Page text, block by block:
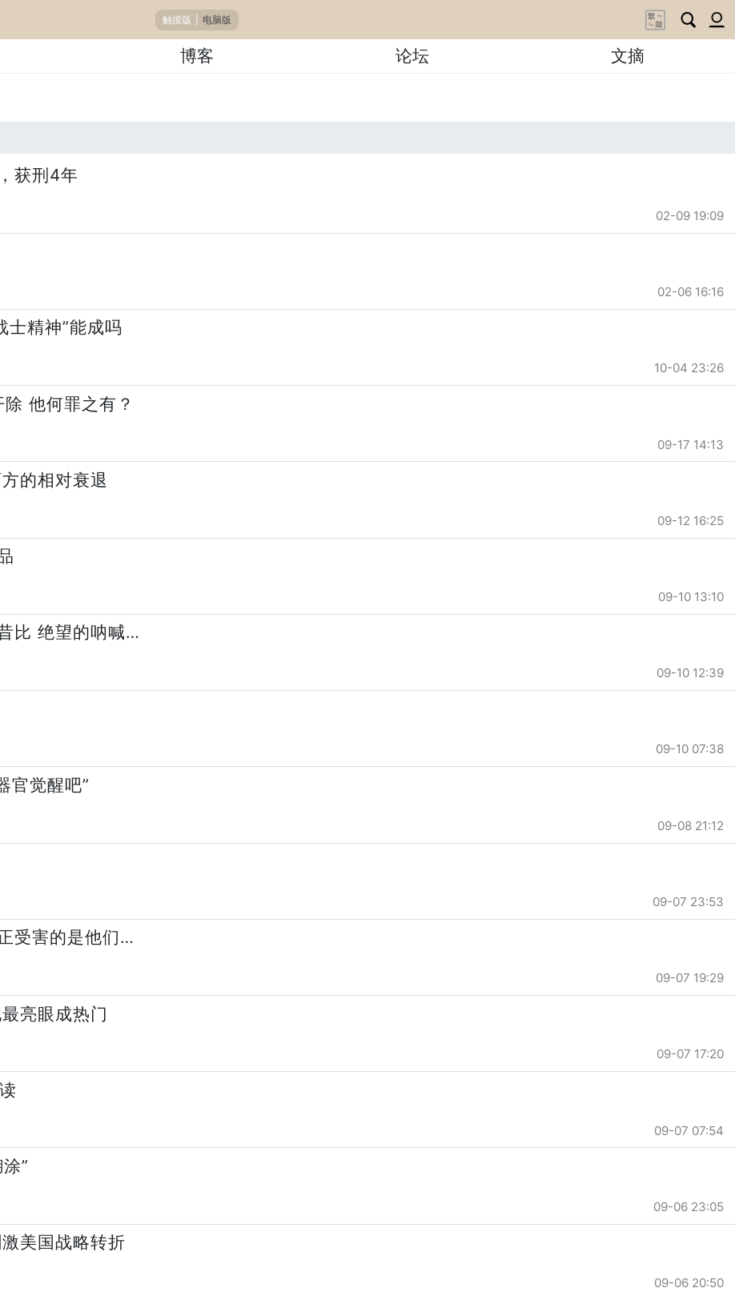
触摸版 电脑版
博客 论坛 文摘
获刑4年
02-09 19:09
02-06 16:16
士精神”能成吗
10-04 23:26
他何罪之有？
09-17 14:13
的相对衰退
09-12 16:25
09-10 13:10
比 绝望的呐喊…
09-10 12:39
09-10 07:38
官觉醒吧”
09-08 21:12
09-07 23:53
受害的是他们…
09-07 19:29
亮眼成热门
09-07 17:20
09-07 07:54
”
09-06 23:05
美国战略转折
09-06 20:50